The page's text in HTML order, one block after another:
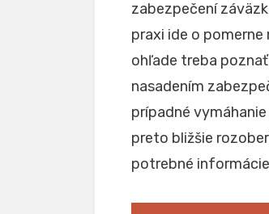
zabezpečení
praxi ide o
ohľade treba
nasadením
prípadné
preto bližšie
potrebné